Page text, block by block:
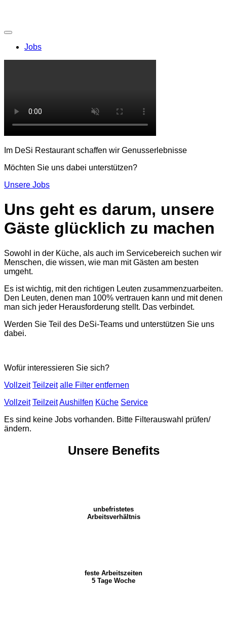
Jobs
Im DeSi Restaurant schaffen wir Genusserlebnisse
Möchten Sie uns dabei unterstützen?
Unsere Jobs
Uns geht es darum, unsere
Gäste glücklich zu machen
Sowohl in der Küche, als auch im Servicebereich suchen wir
Menschen, die wissen, wie man mit Gästen am besten
umgeht.
Es ist wichtig, mit den richtigen Leuten zusammenzuarbeiten.
Den Leuten, denen man 100% vertrauen kann und mit denen
man sich jeder Herausforderung stellt. Das verbindet.
Werden Sie Teil des DeSi-Teams und unterstützen Sie uns
dabei.
Wofür interessieren Sie sich?
Vollzeit Teilzeit alle Filter entfernen
Vollzeit TeilzeitAushilfen Küche Service
Es sind keine Jobs vorhanden. Bitte Filterauswahl prüfen/
ändern.
Unsere Benefits
unbefristetes
Arbeitsverhältnis
feste Arbeitszeiten
5 Tage Woche